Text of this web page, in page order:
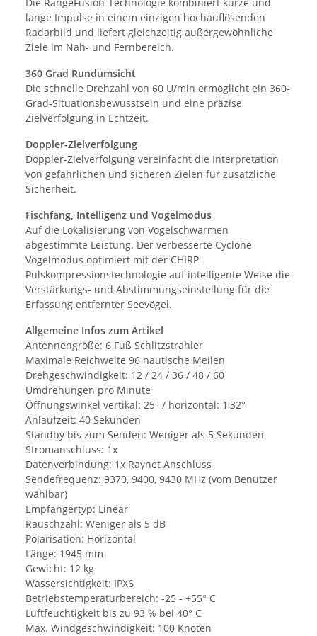
lange Impulse in einem einzigen hochauflösenden
Radarbild und liefert gleichzeitig außergewöhnliche
Ziele im Nah- und Fernbereich.
360 Grad Rundumsicht
Die schnelle Drehzahl von 60 U/min ermöglicht ein 360-
Grad-Situationsbewusstsein und eine präzise
Zielverfolgung in Echtzeit.
Doppler-Zielverfolgung
Doppler-Zielverfolgung vereinfacht die Interpretation
von gefährlichen und sicheren Zielen für zusätzliche
Sicherheit.
Fischfang, Intelligenz und Vogelmodus
Auf die Lokalisierung von Vogelschwärmen
abgestimmte Leistung. Der verbesserte Cyclone
Vogelmodus optimiert mit der CHIRP-
Pulskompressionstechnologie auf intelligente Weise die
Verstärkungs- und Abstimmungseinstellung für die
Erfassung entfernter Seevögel.
Allgemeine Infos zum Artikel
Antennengröße: 6 Fuß Schlitzstrahler
Maximale Reichweite 96 nautische Meilen
Drehgeschwindigkeit: 12 / 24 / 36 / 48 / 60
Umdrehungen pro Minute
Öffnungswinkel vertikal: 25° / horizontal: 1,32°
Anlaufzeit: 40 Sekunden
Standby bis zum Senden: Weniger als 5 Sekunden
Stromanschluss: 1x
Datenverbindung: 1x Raynet Anschluss
Sendefrequenz: 9370, 9400, 9430 MHz (vom Benutzer
wählbar)
Empfängertyp: Linear
Rauschzahl: Weniger als 5 dB
Polarisation: Horizontal
Länge: 1945 mm
Gewicht: 12 kg
Wassersichtigkeit: IPX6
Betriebstemperaturbereich: -25 - +55° C
Luftfeuchtigkeit bis zu 93 % bei 40° C
Max. Windgeschwindigkeit: 100 Knoten